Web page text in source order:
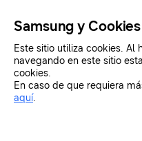
Legales
SAMSUNG.COM
Copyright© SAMSUNG All
Samsung y Cookies
Este sitio utiliza cookies. Al
navegando en este sitio
cookies.
En caso de que requiera
aquí.